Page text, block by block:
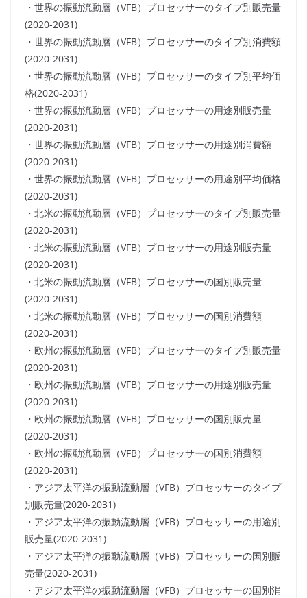
・世界の振動流動層（VFB）プロセッサーのタイプ別販売量
(2020-2031)
・世界の振動流動層（VFB）プロセッサーのタイプ別消費額
(2020-2031)
・世界の振動流動層（VFB）プロセッサーのタイプ別平均価
格(2020-2031)
・世界の振動流動層（VFB）プロセッサーの用途別販売量
(2020-2031)
・世界の振動流動層（VFB）プロセッサーの用途別消費額
(2020-2031)
・世界の振動流動層（VFB）プロセッサーの用途別平均価格
(2020-2031)
・北米の振動流動層（VFB）プロセッサーのタイプ別販売量
(2020-2031)
・北米の振動流動層（VFB）プロセッサーの用途別販売量
(2020-2031)
・北米の振動流動層（VFB）プロセッサーの国別販売量
(2020-2031)
・北米の振動流動層（VFB）プロセッサーの国別消費額
(2020-2031)
・欧州の振動流動層（VFB）プロセッサーのタイプ別販売量
(2020-2031)
・欧州の振動流動層（VFB）プロセッサーの用途別販売量
(2020-2031)
・欧州の振動流動層（VFB）プロセッサーの国別販売量
(2020-2031)
・欧州の振動流動層（VFB）プロセッサーの国別消費額
(2020-2031)
・アジア太平洋の振動流動層（VFB）プロセッサーのタイプ
別販売量(2020-2031)
・アジア太平洋の振動流動層（VFB）プロセッサーの用途別
販売量(2020-2031)
・アジア太平洋の振動流動層（VFB）プロセッサーの国別販
売量(2020-2031)
・アジア太平洋の振動流動層（VFB）プロセッサーの国別消